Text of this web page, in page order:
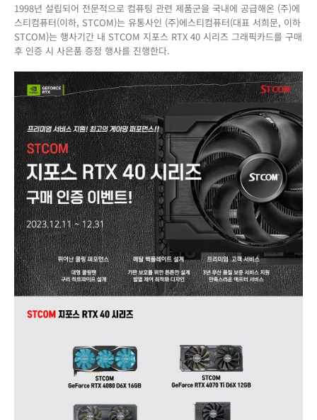
최
고
의
먼
스
와
비
스
지
원!
STCOM
지
포
RTX
40
시
리
구
1998년 설립되어 전문적으로 컴퓨팅 관련 제품군을 국내에 공급해온 (주)에
스티컴퓨터(이하, STCOM)는 유통사인 (주)에스티컴퓨터(대표 서희문, 이하
STCOM)는 행사기간 내 STCOM 지포스 RTX 40 시리즈 그래픽카드를 구매
후 인증 시 사은품 증정 행사를 진행한다.